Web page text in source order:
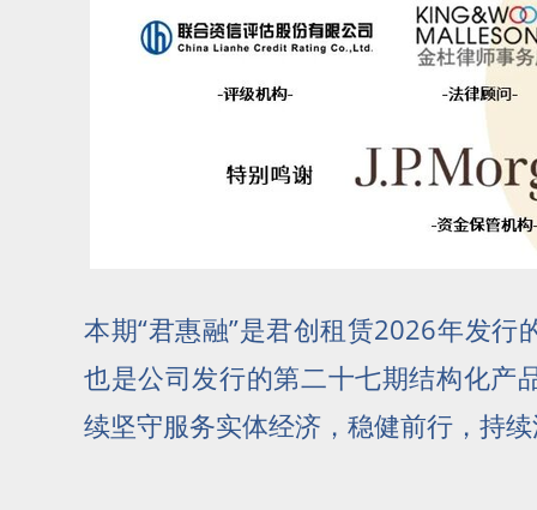
本期“君惠融”是君创租赁2026年发行
也是公司发行的第二十七期结构化产
续坚守服务实体经济，稳健前行，持